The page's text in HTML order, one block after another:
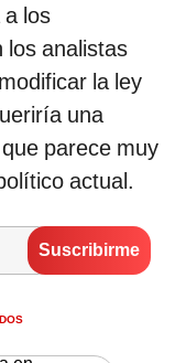
los
los analistas
la ley
una
parece muy
actual.